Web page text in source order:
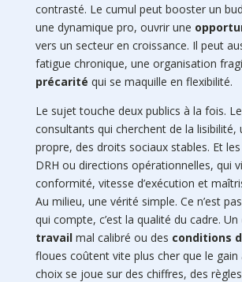
contrasté. Le cumul peut booster un
une dynamique pro, ouvrir une
vers un secteur en croissance. Il peut
fatigue chronique, une organisation
précarité qui se maquille en flexibilité.
Le sujet touche deux publics à la fois.
consultants qui cherchent de la lisibilité,
propre, des droits sociaux stables. Et
DRH ou directions opérationnelles, qui
conformité, vitesse d’exécution et
Au milieu, une vérité simple. Ce n’est
qui compte, c’est la qualité du cadre. Un
travailmal calibré ou des conditions
floues coûtent vite plus cher que le gain
choix se joue sur des chiffres, des